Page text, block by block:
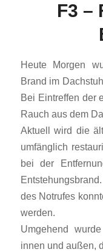
F3 –
Heute Morgen
Brand im
Bei Eintreffen der
Rauch aus dem
Aktuell wird die
umfänglich
bei der
des Notrufes
werden.
Umgehend
innen und außen,